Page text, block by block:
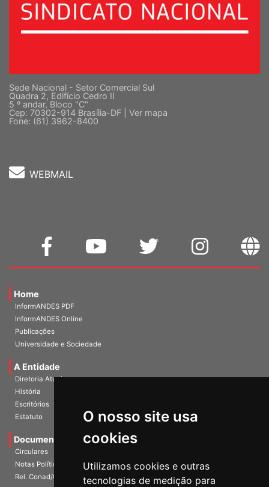
O nosso site usa
cookies
Utilizamos cookies e outras
tecnologias de medição para
Sede Nacional - Setor Comercial Sul
Quadra 2, Edifício Cedro II
5 º andar, Bloco "C"
Cep: 70302-914 Brasília-DF | Ver mapa
Fone: (61) 3962-8400
WEBMAIL
Home
InformANDES PDF
InformANDES Online
Publicações
Universidade e Sociedade
A Entidade
Diretoria Atual
História
Escritórios
Estatuto
Documentos
Circulares
Notas Políticas
Rel. Conad/Congresso